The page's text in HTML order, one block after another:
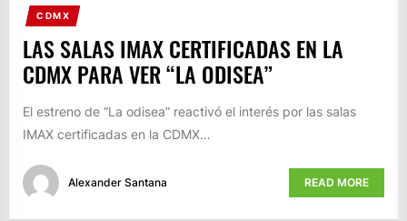
CDMX
LAS SALAS IMAX CERTIFICADAS EN LA
CDMX PARA VER “LA ODISEA”
El estreno de “La odisea” reactivó el interés por las salas
IMAX certificadas en la CDMX…
Alexander Santana READ MORE